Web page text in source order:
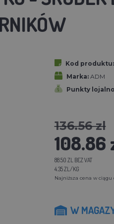
Kod produktu:
Marka: ADM
Punkty
136.56 zl
108.86
88.50 ZL BEZ VAT
4.35 ZL/KG
Najniższa cena w ciągu
W